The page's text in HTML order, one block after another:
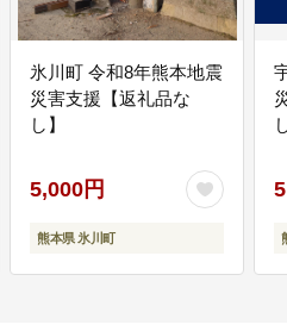
氷川町 令和8年熊本地震
災害支援【返礼品な
し】
5,000円
熊本県 氷川町